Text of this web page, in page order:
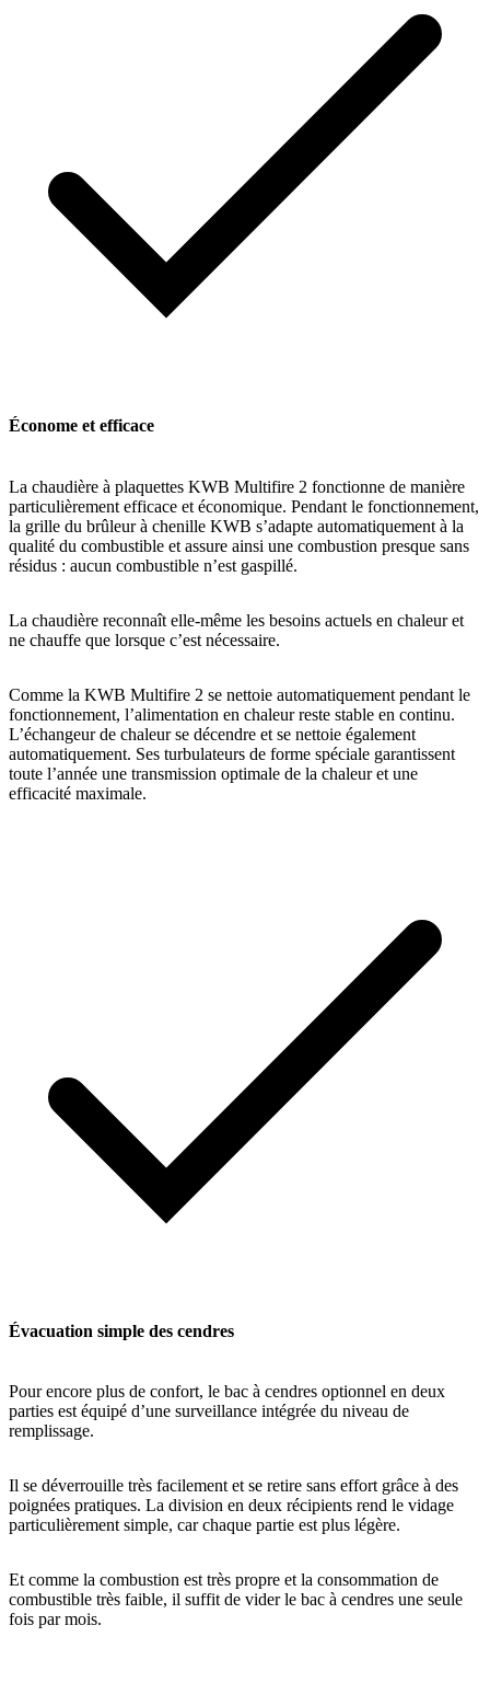
Économe et efficace
La chaudière à plaquettes KWB Multifire 2 fonctionne de manière
particulièrement efficace et économique. Pendant le fonctionnement,
la grille du brûleur à chenille KWB s’adapte automatiquement à la
qualité du combustible et assure ainsi une combustion presque sans
résidus : aucun combustible n’est gaspillé.
La chaudière reconnaît elle-même les besoins actuels en chaleur et
ne chauffe que lorsque c’est nécessaire.
Comme la KWB Multifire 2 se nettoie automatiquement pendant le
fonctionnement, l’alimentation en chaleur reste stable en continu.
L’échangeur de chaleur se décendre et se nettoie également
automatiquement. Ses turbulateurs de forme spéciale garantissent
toute l’année une transmission optimale de la chaleur et une
efficacité maximale.
Évacuation simple des cendres
Pour encore plus de confort, le bac à cendres optionnel en deux
parties est équipé d’une surveillance intégrée du niveau de
remplissage.
Il se déverrouille très facilement et se retire sans effort grâce à des
poignées pratiques. La division en deux récipients rend le vidage
particulièrement simple, car chaque partie est plus légère.
Et comme la combustion est très propre et la consommation de
combustible très faible, il suffit de vider le bac à cendres une seule
fois par mois.